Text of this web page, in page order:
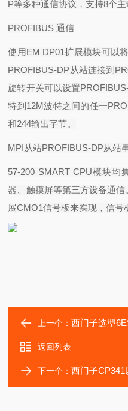
P等多种通信协议，支持8个
PROFIBUS通信
使用EM DP01扩展模块可以将
PROFIBUS-DP从站连接到
旋转开关可以设置
特到 12M波特之间的任一
和244输出字节。
MPI从站PROFIBUS-DP从站
57-200 SMART CPU模块均
器、触摸屏等第三方设备通
展CMO1信号板来实现，信号
上一个：西门子选型
返回列表
下一个：西门子CP341以太